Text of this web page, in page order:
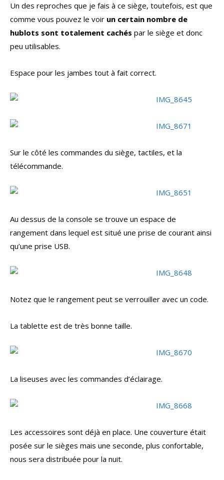
Un des reproches que je fais à ce siège, toutefois, est que
comme vous pouvez le voir un certain nombre de
hublots sont totalement cachés par le siège et donc
peu utilisables.
Espace pour les jambes tout à fait correct.
Sur le côté les commandes du siège, tactiles, et la
télécommande.
Au dessus de la console se trouve un espace de
rangement dans lequel est situé une prise de courant ainsi
qu’une prise USB.
Notez que le rangement peut se verrouiller avec un code.
La tablette est de très bonne taille.
La liseuses avec les commandes d’éclairage.
Les accessoires sont déjà en place. Une couverture était
posée sur le sièges mais une seconde, plus confortable,
nous sera distribuée pour la nuit.